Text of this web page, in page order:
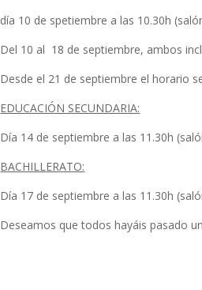
día 10 de spetiembre a las 10.30h
Del 10 al 18 de septiembre, ambos
Desde el 21 de septiembre el horario
EDUCACIÓN SECUNDARIA:
Día 14 de septiembre a las 11.30h
BACHILLERATO:
Día 17 de septiembre a las 11.30h
Deseamos que todos hayáis pasado